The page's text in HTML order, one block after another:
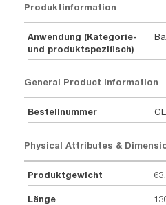
Produktinformation
Anwendung (Kategorie-
und produktspezifisch)
General Product Information
Bestellnummer
Physical Attributes &
Produktgewicht
Länge